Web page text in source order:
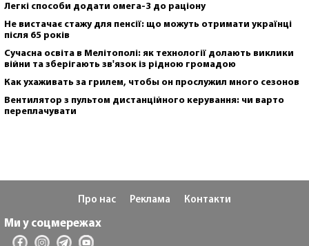
Легкі способи додати омега-3 до раціону
Не вистачає стажу для пенсії: що можуть отримати українці
після 65 років
Сучасна освіта в Мелітополі: як технології долають виклики
війни та зберігають зв'язок із рідною громадою
Как ухаживать за грилем, чтобы он прослужил много сезонов
Вентилятор з пультом дистанційного керування: чи варто
переплачувати
Про нас Реклама Контакти
Ми у соцмережах